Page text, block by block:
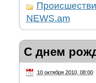
NEWS.am
С днем
10 октября 2010, 08:00